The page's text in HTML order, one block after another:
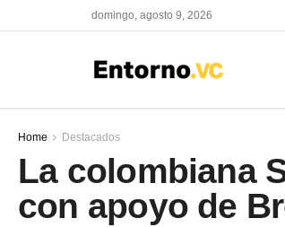
domingo, agosto 9, 2026
Home Destacados
La colombiana
con apoyo de